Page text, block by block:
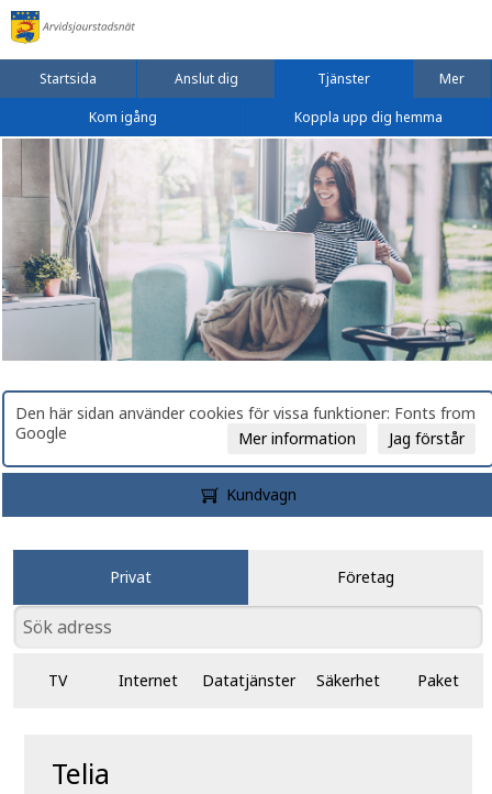
Startsida Anslut dig Tjänster Mer
Kom igång Koppla upp dig hemma
Den här sidan använder cookies för vissa funktioner: Fonts from
Google
Jag förstår
Mer information
Kundvagn
Privat Företag
TV Internet Datatjänster Säkerhet Paket
Telia